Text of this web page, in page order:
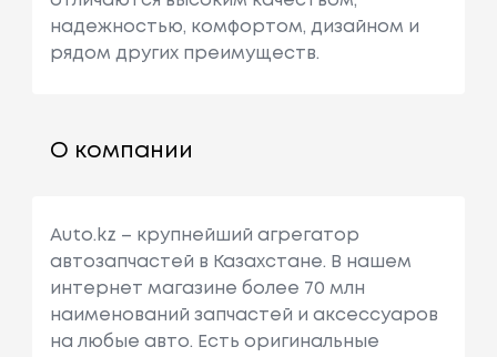
надежностью, комфортом, дизайном и
рядом других преимуществ.
О компании
Auto.kz – крупнейший агрегатор
автозапчастей в Казахстане. В нашем
интернет магазине более 70 млн
наименований запчастей и аксессуаров
на любые авто. Есть оригинальные